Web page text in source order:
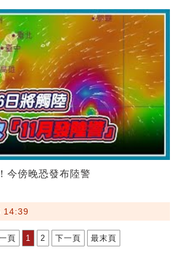
今傍晚恐發布陸警
14:39
頁 1 2 下一頁 最末頁